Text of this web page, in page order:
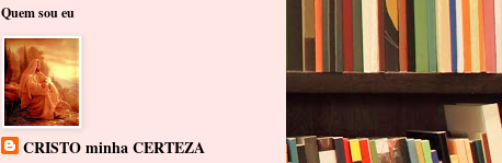
Quem sou eu
CRISTO minha CERTEZA